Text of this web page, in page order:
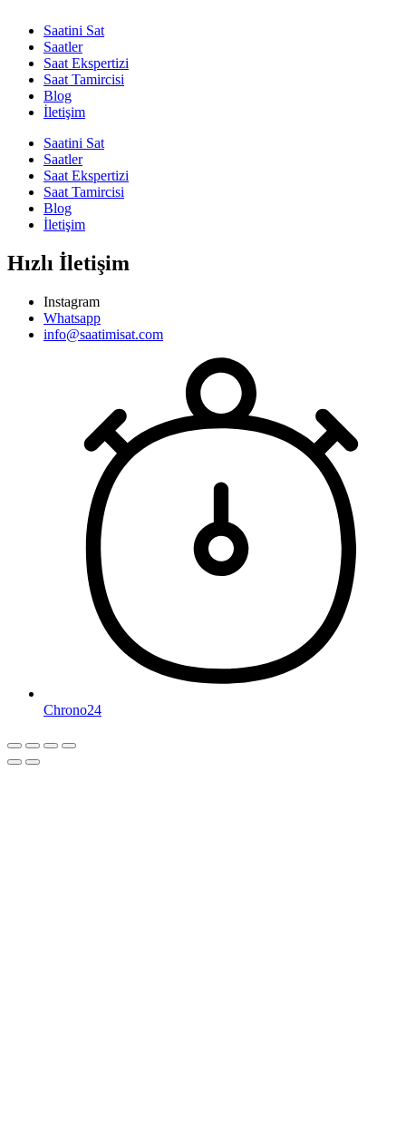
Saatini Sat
Saatler
Saat Ekspertizi
Saat Tamircisi
Blog
İletişim
Saatini Sat
Saatler
Saat Ekspertizi
Saat Tamircisi
Blog
İletişim
Hızlı İletişim
Instagram
Whatsapp
info@saatimisat.com
Chrono24